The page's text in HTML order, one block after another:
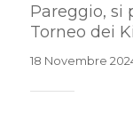
Pareggio, si
Torneo dei
18 Novembre